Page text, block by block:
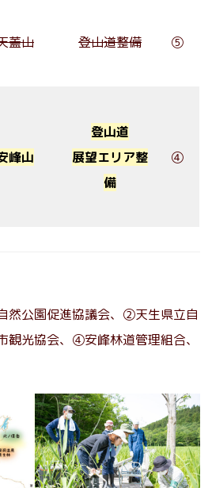
蓋山 登山道整備 ⑤
峰山
登山道
展望エリア整
備
④
然公園促進協議会、②天生県立自
光協会、④安峰林道管理組合、